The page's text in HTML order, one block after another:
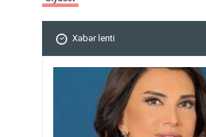
Xəbər lenti